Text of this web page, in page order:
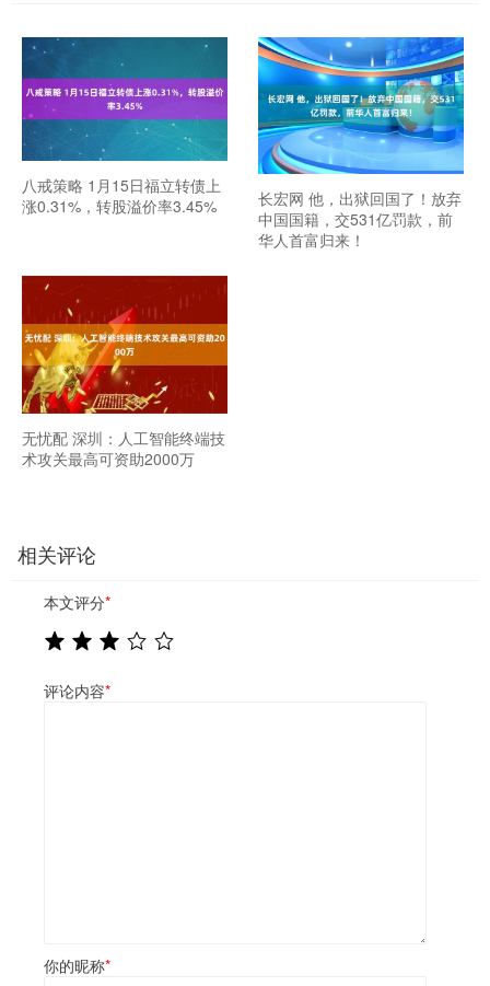
八戒策略 1月15日福立转债上
涨0.31%，转股溢价率3.45%
长宏网 他，出狱回国了！放弃
中国国籍，交531亿罚款，前
华人首富归来！
无忧配 深圳：人工智能终端技
术攻关最高可资助2000万
相关评论
本文评分*
评论内容*
你的昵称*